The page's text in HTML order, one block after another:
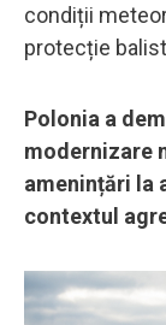
condiții
protecție
Polonia a
modernizare
amenințări la
contextul